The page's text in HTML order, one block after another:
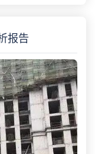
报告